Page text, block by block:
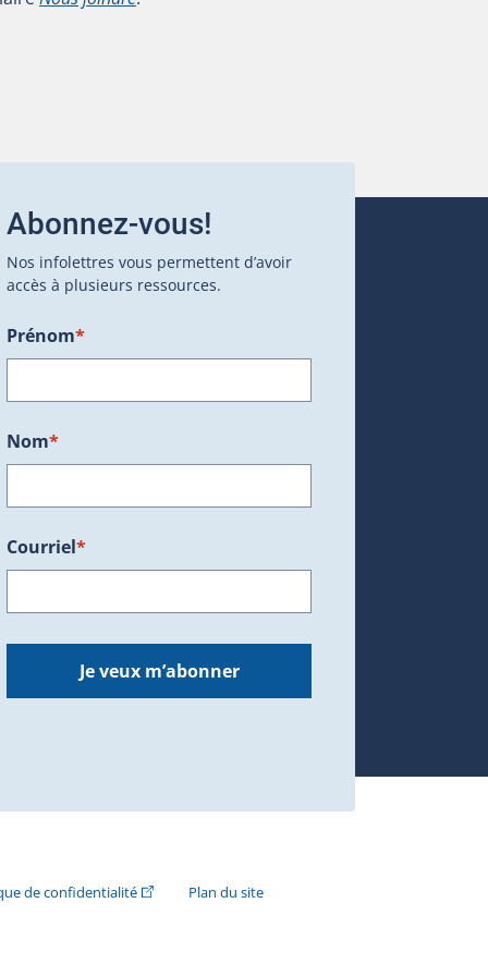
une nouvelle fenêtre.)
une nouvelle fenêtre.)
Abonnez-vous!
Nos infolettres vous permettent d’avoir
accès à plusieurs ressources.
Prénom*
Nom*
Courriel*
Je veux m’abonner
s'ouvrira dans une nouvelle fenêtre.)
de confidentialité(Cet hyperlien externe s'ouvrira dans une nouvelle
Plan du site